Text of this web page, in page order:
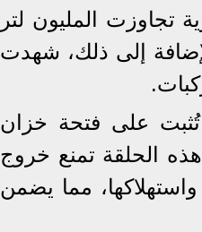
تجاوزت المليون لتر
إلى ذلك، شهدت
على فتحة خزان
الحلقة تمنع خروج
واستهلاكها، مما يضمن